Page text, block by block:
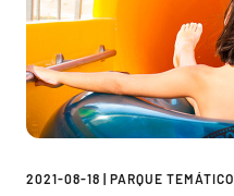
2021-08-18 PARQUE TEMÁTICO